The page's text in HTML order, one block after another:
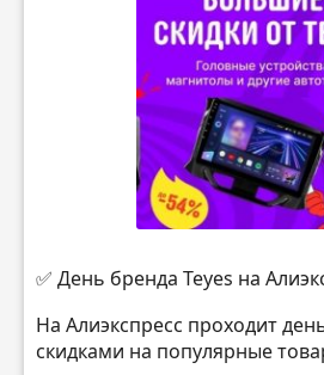
✅ День бренда Teyes на
На Алиэкспресс проходит
скидками на популярные